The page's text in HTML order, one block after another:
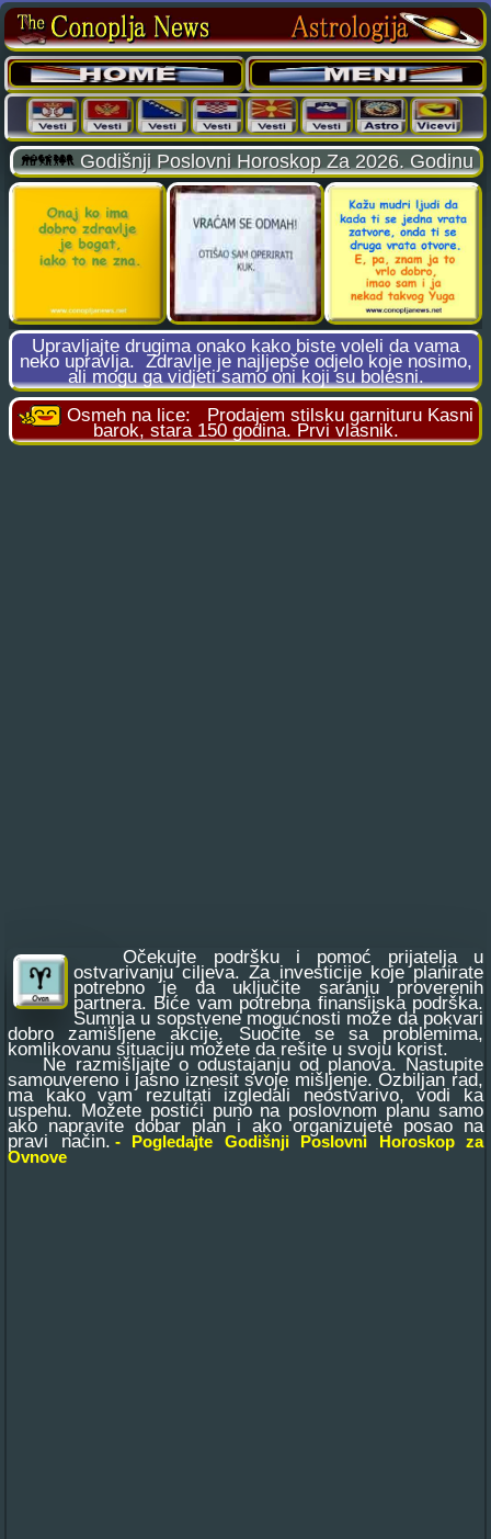
Godišnji Poslovni Horoskop Za 2026. Godinu
Upravljajte drugima onako kako biste voleli da vama
neko upravlja. Zdravlje je najljepše odjelo koje nosimo,
ali mogu ga vidjeti samo oni koji su bolesni.
Osmeh na lice: Prodajem stilsku garnituru Kasni
barok, stara 150 godina. Prvi vlasnik.
Očekujte podršku i pomoć prijatelja u
ostvarivanju ciljeva. Za investicije koje planirate
potrebno je da uključite saranju proverenih
partnera. Biće vam potrebna finansijska podrška.
Sumnja u sopstvene mogućnosti može da pokvari
dobro zamišljene akcije. Suočite se sa problemima,
komlikovanu situaciju možete da rešite u svoju korist.
Ne razmišljajte o odustajanju od planova. Nastupite
samouvereno i jasno iznesit svoje mišljenje. Ozbiljan rad,
ma kako vam rezultati izgledali neostvarivo, vodi ka
uspehu. Možete postići puno na poslovnom planu samo
ako napravite dobar plan i ako organizujete posao na
pravi način. - Pogledajte Godišnji Poslovni Horoskop za
Ovnove